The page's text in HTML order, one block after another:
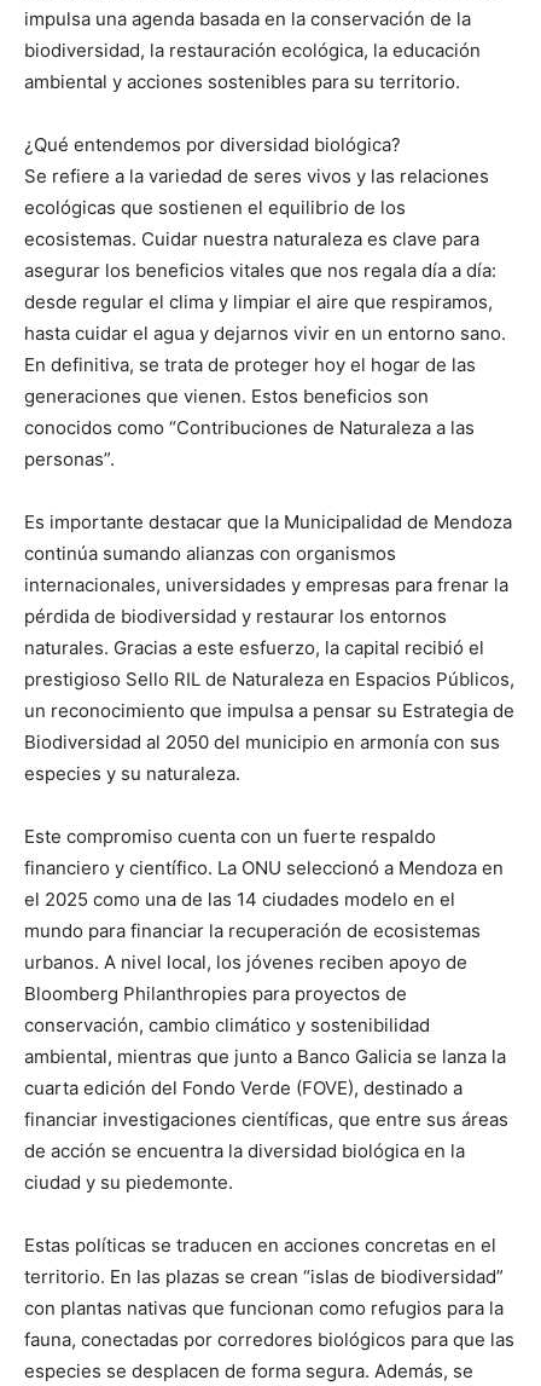
impulsa una agenda basada en la conservación de la
biodiversidad, la restauración ecológica, la educación
ambiental y acciones sostenibles para su territorio.
¿Qué entendemos por diversidad biológica?
Se refiere a la variedad de seres vivos y las relaciones
ecológicas que sostienen el equilibrio de los
ecosistemas. Cuidar nuestra naturaleza es clave para
asegurar los beneficios vitales que nos regala día a día:
desde regular el clima y limpiar el aire que respiramos,
hasta cuidar el agua y dejarnos vivir en un entorno sano.
En definitiva, se trata de proteger hoy el hogar de las
generaciones que vienen. Estos beneficios son
conocidos como “Contribuciones de Naturaleza a las
personas”.
Es importante destacar que la Municipalidad de Mendoza
continúa sumando alianzas con organismos
internacionales, universidades y empresas para frenar la
pérdida de biodiversidad y restaurar los entornos
naturales. Gracias a este esfuerzo, la capital recibió el
prestigioso Sello RIL de Naturaleza en Espacios Públicos,
un reconocimiento que impulsa a pensar su Estrategia de
Biodiversidad al 2050 del municipio en armonía con sus
especies y su naturaleza.
Este compromiso cuenta con un fuerte respaldo
financiero y científico. La ONU seleccionó a Mendoza en
el 2025 como una de las 14 ciudades modelo en el
mundo para financiar la recuperación de ecosistemas
urbanos. A nivel local, los jóvenes reciben apoyo de
Bloomberg Philanthropies para proyectos de
conservación, cambio climático y sostenibilidad
ambiental, mientras que junto a Banco Galicia se lanza la
cuarta edición del Fondo Verde (FOVE), destinado a
financiar investigaciones científicas, que entre sus áreas
de acción se encuentra la diversidad biológica en la
ciudad y su piedemonte.
Estas políticas se traducen en acciones concretas en el
territorio. En las plazas se crean “islas de biodiversidad”
con plantas nativas que funcionan como refugios para la
fauna, conectadas por corredores biológicos para que las
especies se desplacen de forma segura. Además, se